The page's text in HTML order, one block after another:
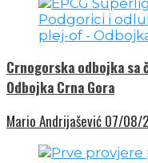
Crnogorska odbojka sa
Odbojka Crna Gora
Mario Andrijašević 07/08/